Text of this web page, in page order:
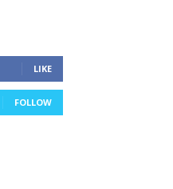
LIKE
FOLLOW